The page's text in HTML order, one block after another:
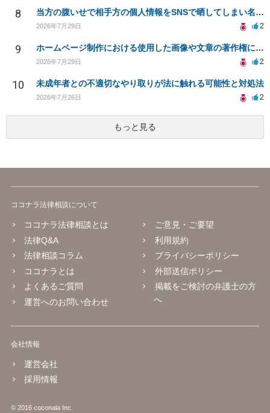
8 当方の腹いせで相手方の個人情報をSNSで晒してしまい名誉毀損させてしまったかもしれない
2026年7月29日 2
9 ホームページ制作における使用した画像や文章の著作権について
2026年7月29日 2
10 未成年者との不適切なやり取りが法に触れる可能性と対処法
2026年7月26日 2
もっと見る
ココナラ法律相談について
ココナラ法律相談とは
法律Q&A
法律相談コラム
ココナラとは
よくあるご質問
運営へのお問い合わせ
ご意見・ご要望
利用規約
プライバシーポリシー
外部送信ポリシー
掲載をご検討の弁護士の方
へ
会社情報
運営会社
採用情報
© 2016 coconala Inc.